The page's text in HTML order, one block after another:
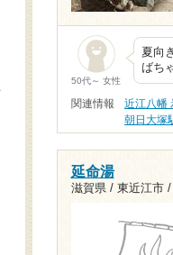
50代～ 女性
夏向
ばち
関連情報 近江八幡
朝日大塚
延命湯
滋賀県 / 東近江市 /